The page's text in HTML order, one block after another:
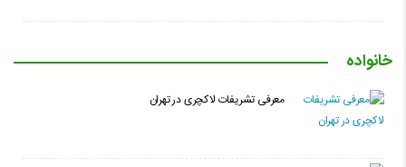
خانواده
معرفی تشریفات لاکچری در تهران